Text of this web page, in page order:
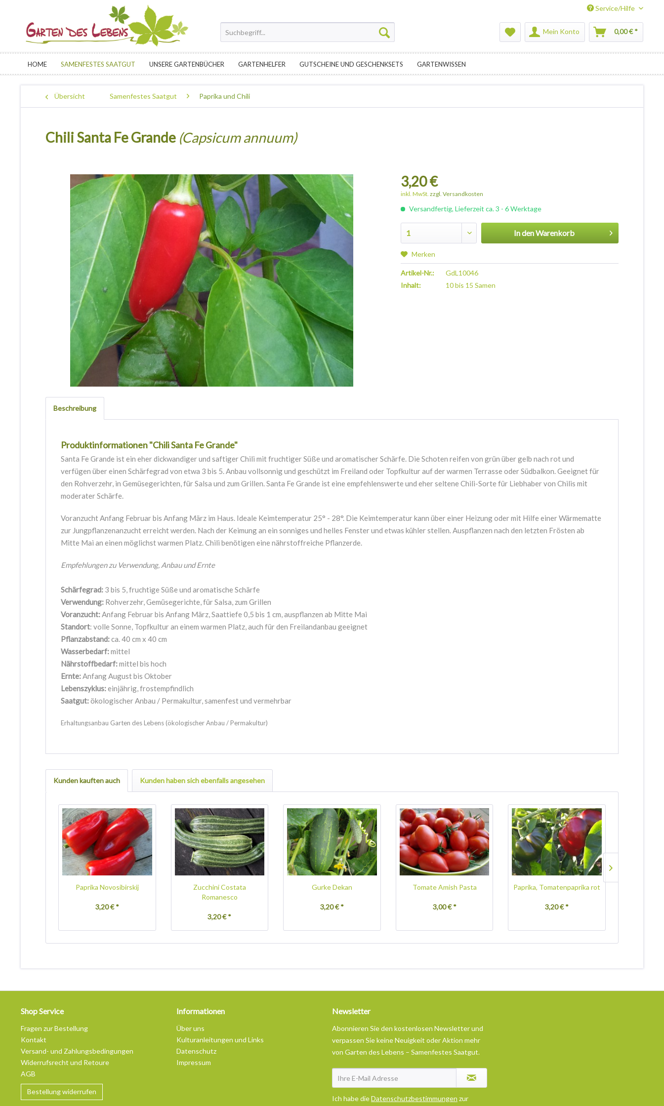
Service/Hilfe
Mein Konto 0,00 € *
HOME SAMENFESTES SAATGUT UNSERE GARTENBÜCHER GARTENHELFER GUTSCHEINE UND GESCHENKSETS GARTENWISSEN
Übersicht Samenfestes Saatgut Paprika und Chili
Chili Santa Fe Grande (Capsicum annuum)
3,20 €
inkl. MwSt.zzgl. Versandkosten
Versandfertig, Lieferzeit ca. 3 - 6 Werktage
In denWarenkorb
Merken
Artikel-Nr.:
GdL10046
Inhalt:
10 bis 15 Samen
Beschreibung
Produktinformationen "Chili Santa Fe Grande"
Santa Fe Grande ist ein eher dickwandiger und saftiger Chili mit fruchtiger Süße und aromatischer Schärfe. Die Schoten reifen von grün über gelb nach rot und
verfügen über einen Schärfegrad von etwa 3 bis 5.Anbau vollsonnig und geschützt im Freiland oder Topfkultur auf der warmen Terrasse oder Südbalkon.Geeignet für
den Rohverzehr, in Gemüsegerichten, für Salsa und zum Grillen. Santa Fe Grande ist eine empfehlenswerte und eher seltene Chili-Sorte für Liebhaber von Chilis mit
moderater Schärfe.
Voranzucht Anfang Februar bis Anfang März im Haus. Ideale Keimtemperatur 25° - 28°. Die Keimtemperatur kann über einer Heizung oder mit Hilfe einer Wärmematte
zur Jungpflanzenanzucht erreicht werden. Nach der Keimung an ein sonniges und helles Fenster und etwas kühler stellen. Auspflanzen nach den letzten Frösten ab
Mitte Mai an einen möglichst warmen Platz. Chili benötigen eine nährstoffreiche Pflanzerde.
Empfehlungen zu Verwendung, Anbau und Ernte
Schärfegrad: 3 bis 5,fruchtige Süße und aromatische Schärfe
Verwendung: Rohverzehr, Gemüsegerichte, für Salsa, zum Grillen
Voranzucht:Anfang Februar bis Anfang März, Saattiefe 0,5 bis 1 cm, auspflanzen ab Mitte Mai
Standort: volle Sonne, Topfkultur an einem warmen Platz, auch für den Freilandanbau geeignet
Pflanzabstand:ca. 40 cm x 40 cm
Wasserbedarf:mittel
Nährstoffbedarf:mittel bis hoch
Ernte:Anfang August bis Oktober
Lebenszyklus:einjährig, frostempfindlich
Saatgut:ökologischer Anbau / Permakultur, samenfest und vermehrbar
Erhaltungsanbau Garten des Lebens (ökologischer Anbau / Permakultur)
Kunden kauften auch Kunden haben sich ebenfalls angesehen
Paprika Novosibirskij
3,20 € *
Zucchini Costata
Romanesco
3,20 € *
Gurke Dekan
3,20 € *
Tomate Amish Pasta
3,00 € *
Paprika, Tomatenpaprika rot
3,20 € *
Shop Service
Fragen zur Bestellung
Kontakt
Versand- und Zahlungsbedingungen
Widerrufsrecht und Retoure
AGB
Bestellung widerrufen
Informationen
Über uns
Kulturanleitungen und Links
Datenschutz
Impressum
Newsletter
Abonnieren Sie den kostenlosen Newsletter und
verpassen Sie keine Neuigkeit oder Aktion mehr
von Garten des Lebens – Samenfestes Saatgut.
Ich habe dieDatenschutzbestimmungen zur